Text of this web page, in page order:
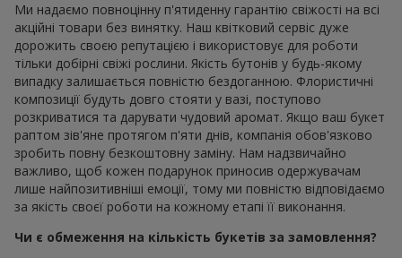
Ми надаємо повноцінну п'ятиденну гарантію свіжості на всі
акційні товари без винятку. Наш квітковий сервіс дуже
дорожить своєю репутацією і використовує для роботи
тільки добірні свіжі рослини. Якість бутонів у будь-якому
випадку залишається повністю бездоганною. Флористичні
композиції будуть довго стояти у вазі, поступово
розкриватися та дарувати чудовий аромат. Якщо ваш букет
раптом зів'яне протягом п'яти днів, компанія обов'язково
зробить повну безкоштовну заміну. Нам надзвичайно
важливо, щоб кожен подарунок приносив одержувачам
лише найпозитивніші емоції, тому ми повністю відповідаємо
за якість своєї роботи на кожному етапі її виконання.
Чи є обмеження на кількість букетів за замовлення?